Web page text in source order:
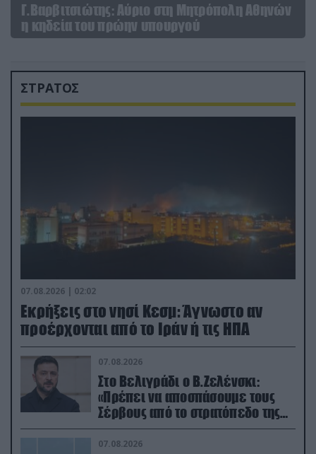
Γ.Βαρβιτσιώτης: Aύριο στη Μητρόπολη Αθηνών
η κηδεία του πρώην υπουργού
ΣΤΡΑΤΟΣ
07.08.2026 | 02:02
Εκρήξεις στο νησί Κεσμ: Άγνωστο αν
προέρχονται από το Ιράν ή τις ΗΠΑ
07.08.2026
Στο Βελιγράδι ο Β.Ζελένσκι:
«Πρέπει να αποσπάσουμε τους
Σέρβους από το στρατόπεδο της
Ρωσίας»
07.08.2026